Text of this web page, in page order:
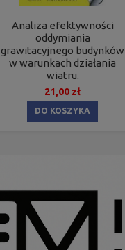
Analiza efektywności
oddymiania
grawitacyjnego budynków
w warunkach działania
wiatru.
21,00 zł
DO KOSZYKA